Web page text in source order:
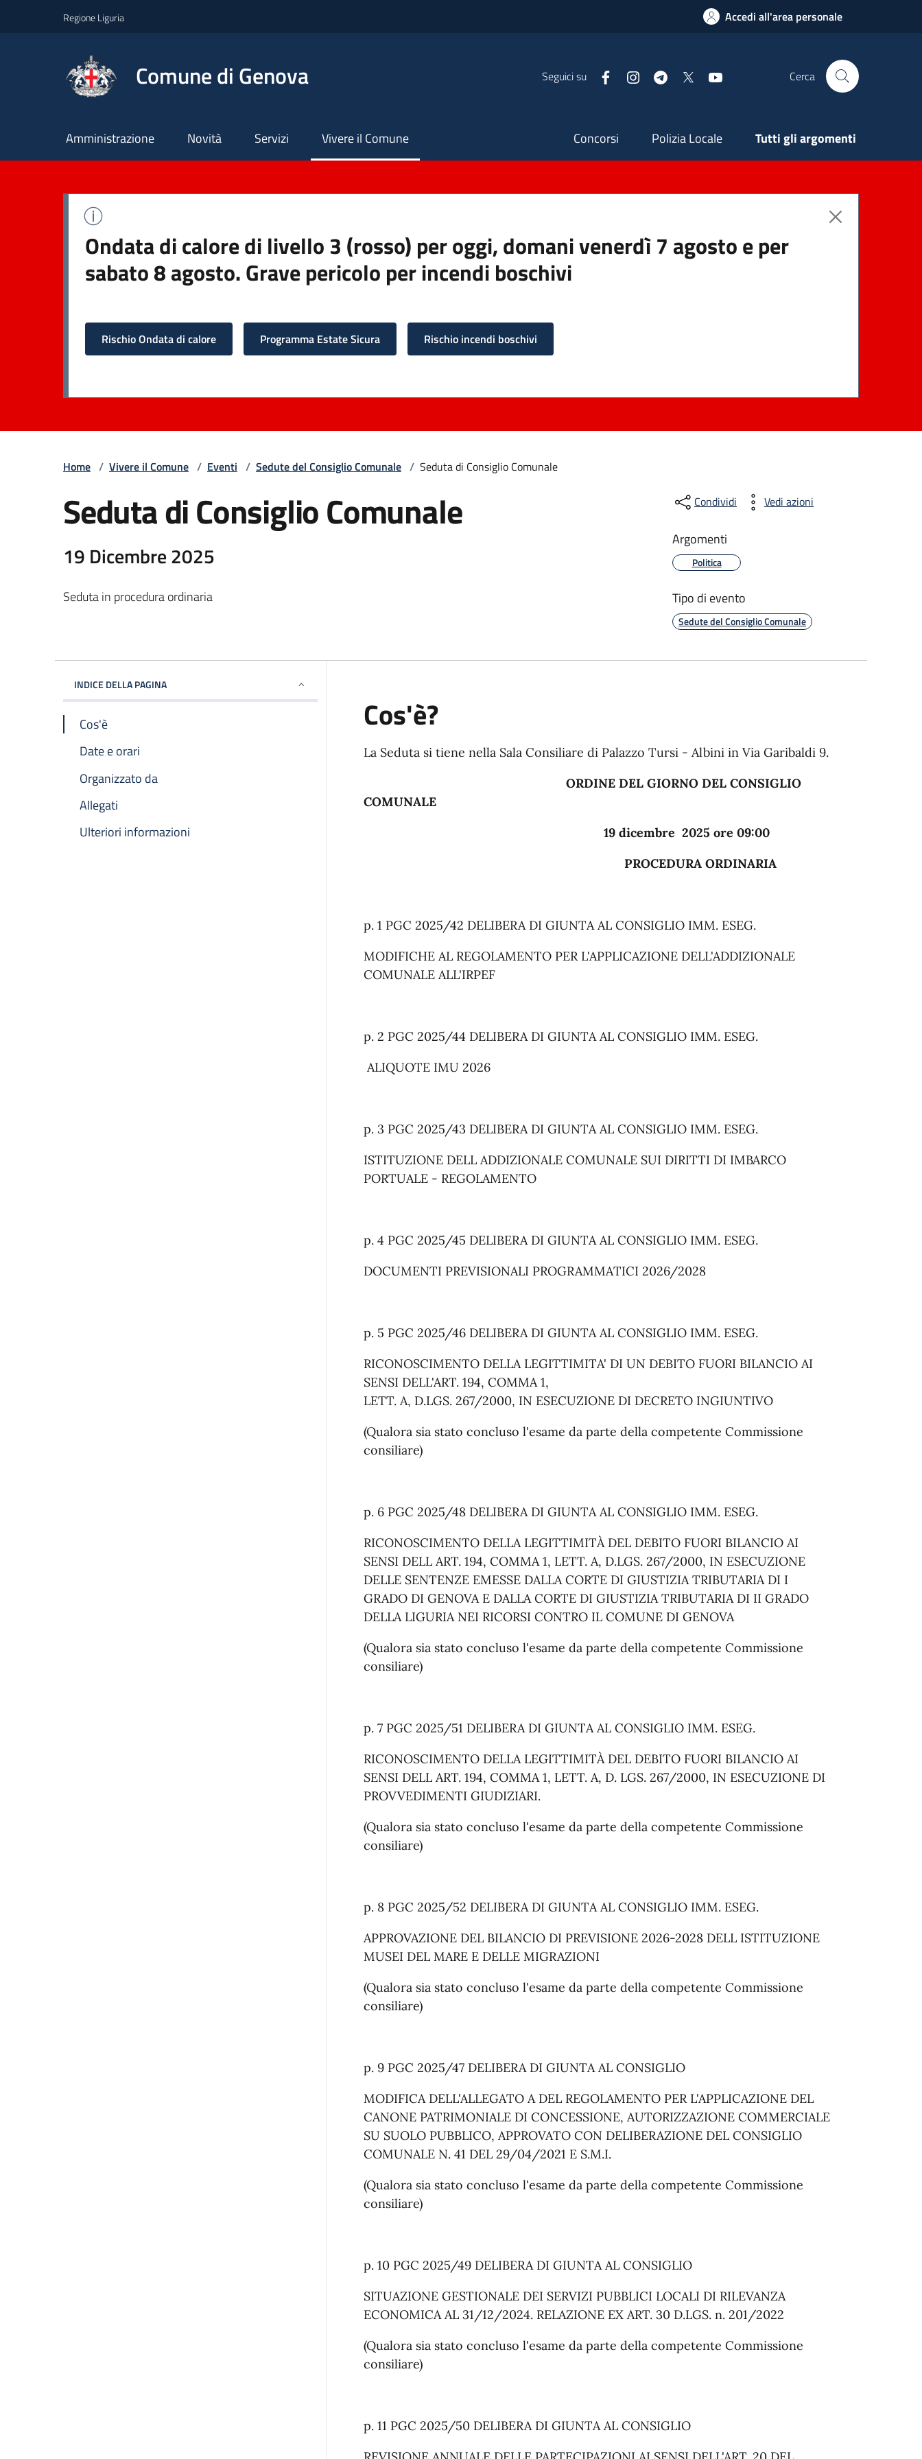
Regione Liguria Accedi all'area personale
Comune di Genova Seguici su FacebookInstagramTelegram Cerca
Principale
Amministrazione Novità Servizi Vivere il Comune Secondaria
Concorsi Polizia Locale Tutti gli argomenti
Ondata di calore di livello 3 (rosso) per oggi, domani venerdì 7 agosto e per
sabato 8 agosto. Grave pericolo per incendi boschivi
Rischio Ondata di calore Programma Estate Sicura Rischio incendi boschivi
Home / Vivere il Comune / Eventi / Sedute del Consiglio Comunale / Seduta di Consiglio Comunale
Seduta di Consiglio Comunale
19 Dicembre 2025
Seduta in procedura ordinaria
Condividi Vedi azioni
Argomenti
Politica
Tipo di evento
Sedute del Consiglio Comunale
INDICE DELLA PAGINA
Cos'è
Date e orari
Organizzato da
Allegati
Ulteriori informazioni
Cos'è?
La Seduta si tiene nella Sala Consiliare di Palazzo Tursi - Albini in Via Garibaldi 9.
ORDINE DEL GIORNO DEL CONSIGLIO
COMUNALE
19 dicembre 2025 ore 09:00
PROCEDURA ORDINARIA
p. 1 PGC 2025/42 DELIBERA DI GIUNTA AL CONSIGLIO IMM. ESEG.
MODIFICHE AL REGOLAMENTO PER L'APPLICAZIONE DELL'ADDIZIONALE
COMUNALE ALL'IRPEF
p. 2 PGC 2025/44 DELIBERA DI GIUNTA AL CONSIGLIO IMM. ESEG.
ALIQUOTE IMU 2026
p. 3 PGC 2025/43 DELIBERA DI GIUNTA AL CONSIGLIO IMM. ESEG.
ISTITUZIONE DELL ADDIZIONALE COMUNALE SUI DIRITTI DI IMBARCO
PORTUALE - REGOLAMENTO
p. 4 PGC 2025/45 DELIBERA DI GIUNTA AL CONSIGLIO IMM. ESEG.
DOCUMENTI PREVISIONALI PROGRAMMATICI 2026/2028
p. 5 PGC 2025/46 DELIBERA DI GIUNTA AL CONSIGLIO IMM. ESEG.
RICONOSCIMENTO DELLA LEGITTIMITA' DI UN DEBITO FUORI BILANCIO AI
SENSI DELL'ART. 194, COMMA 1,
LETT. A, D.LGS. 267/2000, IN ESECUZIONE DI DECRETO INGIUNTIVO
(Qualora sia stato concluso l'esame da parte della competente Commissione
consiliare)
p. 6 PGC 2025/48 DELIBERA DI GIUNTA AL CONSIGLIO IMM. ESEG.
RICONOSCIMENTO DELLA LEGITTIMITÀ DEL DEBITO FUORI BILANCIO AI
SENSI DELL ART. 194, COMMA 1, LETT. A, D.LGS. 267/2000, IN ESECUZIONE
DELLE SENTENZE EMESSE DALLA CORTE DI GIUSTIZIA TRIBUTARIA DI I
GRADO DI GENOVA E DALLA CORTE DI GIUSTIZIA TRIBUTARIA DI II GRADO
DELLA LIGURIA NEI RICORSI CONTRO IL COMUNE DI GENOVA
(Qualora sia stato concluso l'esame da parte della competente Commissione
consiliare)
p. 7 PGC 2025/51 DELIBERA DI GIUNTA AL CONSIGLIO IMM. ESEG.
RICONOSCIMENTO DELLA LEGITTIMITÀ DEL DEBITO FUORI BILANCIO AI
SENSI DELL ART. 194, COMMA 1, LETT. A, D. LGS. 267/2000, IN ESECUZIONE DI
PROVVEDIMENTI GIUDIZIARI.
(Qualora sia stato concluso l'esame da parte della competente Commissione
consiliare)
p. 8 PGC 2025/52 DELIBERA DI GIUNTA AL CONSIGLIO IMM. ESEG.
APPROVAZIONE DEL BILANCIO DI PREVISIONE 2026-2028 DELL ISTITUZIONE
MUSEI DEL MARE E DELLE MIGRAZIONI
(Qualora sia stato concluso l'esame da parte della competente Commissione
consiliare)
p. 9 PGC 2025/47 DELIBERA DI GIUNTA AL CONSIGLIO
MODIFICA DELL'ALLEGATO A DEL REGOLAMENTO PER L'APPLICAZIONE DEL
CANONE PATRIMONIALE DI CONCESSIONE, AUTORIZZAZIONE COMMERCIALE
SU SUOLO PUBBLICO, APPROVATO CON DELIBERAZIONE DEL CONSIGLIO
COMUNALE N. 41 DEL 29/04/2021 E S.M.I.
(Qualora sia stato concluso l'esame da parte della competente Commissione
consiliare)
p. 10 PGC 2025/49 DELIBERA DI GIUNTA AL CONSIGLIO
SITUAZIONE GESTIONALE DEI SERVIZI PUBBLICI LOCALI DI RILEVANZA
ECONOMICA AL 31/12/2024. RELAZIONE EX ART. 30 D.LGS. n. 201/2022
(Qualora sia stato concluso l'esame da parte della competente Commissione
consiliare)
p. 11 PGC 2025/50 DELIBERA DI GIUNTA AL CONSIGLIO